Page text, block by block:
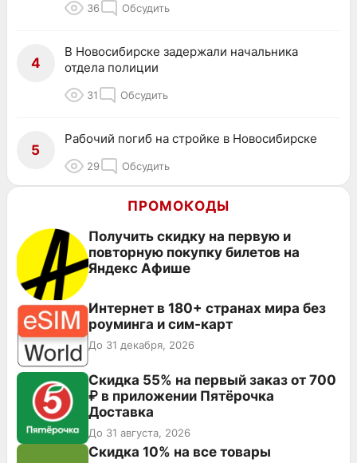
36 Обсудить
4
В Новосибирске задержали начальника
отдела полиции
31 Обсудить
5
Рабочий погиб на стройке в Новосибирске
29 Обсудить
ПРОМОКОДЫ
Получить скидку на первую и
повторную покупку билетов на
Яндекс Афише
Интернет в 180+ странах мира без
роуминга и сим-карт
До 31 декабря, 2026
Скидка 55% на первый заказ от 700
₽ в приложении Пятёрочка
Доставка
До 31 августа, 2026
Скидка 10% на все товары